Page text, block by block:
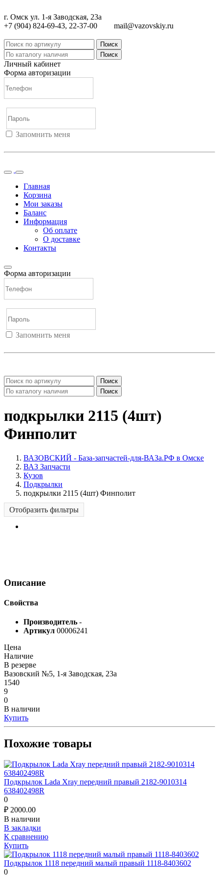
г. Омск ул. 1-я Заводская, 23а
+7 (904) 824-69-43, 22-37-00
mail@vazovskiy.ru
Поиск
Поиск
Личный кабинет
Форма авторизации
Запомнить меня
Главная
Корзина
Мои заказы
Баланс
Информация
Об оплате
О доставке
Контакты
Форма авторизации
Запомнить меня
Поиск
Поиск
подкрылки 2115 (4шт)
Финполит
ВАЗОВСКИЙ - База-запчастей-для-ВАЗа.РФ в Омске
ВАЗ Запчасти
Кузов
Подкрылки
подкрылки 2115 (4шт) Финполит
Отобразить фильтры
Описание
Свойства
Производитель -
Артикул 00006241
Цена
Наличие
В резерве
Вазовский №5, 1-я Заводская, 23а
1540
9
0
В наличии
Купить
Похожие товары
Подкрылок Lada Xray передний правый 2182-9010314
638402498R
0
₽ 2000.00
В наличии
В закладки
К сравнению
Купить
Подкрылок 1118 передний малый правый 1118-8403602
0